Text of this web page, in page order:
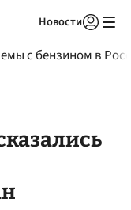
Новости
с бензином в